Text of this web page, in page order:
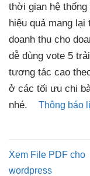
thời gian hệ thống
hiệu quả mang lại
doanh thu cho
dễ dùng vote 5
tương tác cao
ở các tối ưu chi
nhé.
Thông báo
Xem File PDF cho
wordpress